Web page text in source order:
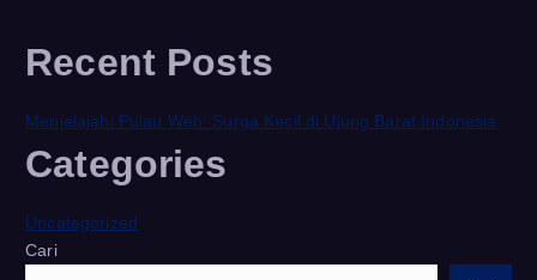
Recent Posts
Menjelajahi Pulau Weh: Surga Kecil di Ujung Barat Indonesia
Categories
Uncategorized
Cari